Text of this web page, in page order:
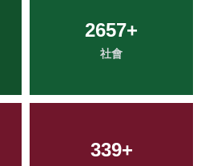
2657+
社會
339+